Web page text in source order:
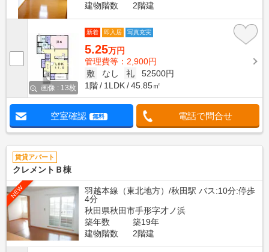
建物階数
2階建
画像 : 13枚
新着 即入居 写真充実
5.25万円
管理費等：2,900円
敷
なし 礼
52500円
1階
1LDK 45.85㎡
空室確認 無料 電話で問合せ
賃貸アパート
クレメントＢ棟
NEW
羽越本線（東北地方）/秋田駅 バス:10分:停歩
4分
秋田県秋田市手形字才ノ浜
築年数
築19年
建物階数
2階建